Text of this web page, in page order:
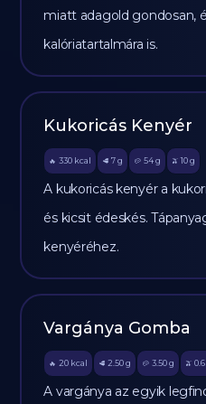
miatt adagold gondosan,
kalóriatartalmára is.
Kukoricás Kenyér
🔥 330 kcal 🥩 7 g 🥔 54g 🫒 10 g
A kukoricás kenyér a
és kicsit édeskés.
kenyéréhez.
Vargánya Gomba
🔥 20 kcal 🥩 2.50 g 🥔 3.50g 🫒 0.6
A vargánya az egyik